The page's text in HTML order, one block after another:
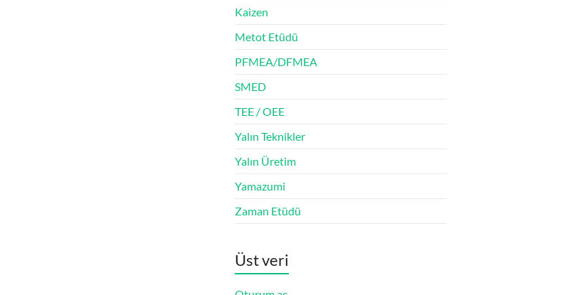
Kaizen
Metot Etüdü
PFMEA/DFMEA
SMED
TEE / OEE
Yalın Teknikler
Yalın Üretim
Yamazumi
Zaman Etüdü
Üst veri